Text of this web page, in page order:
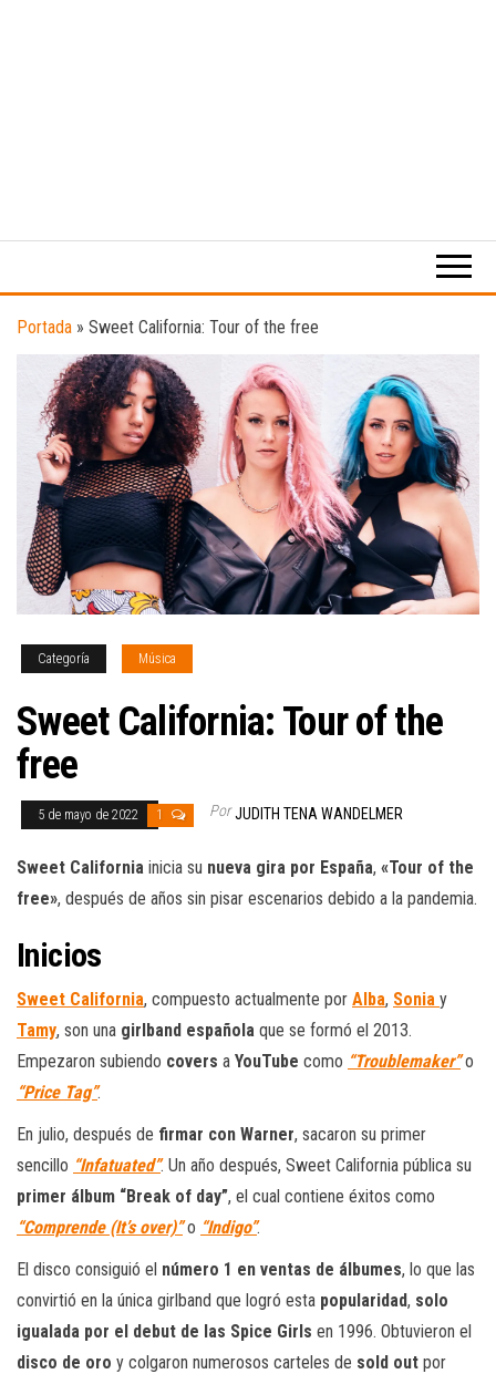
digital
el
la
música.
Portada » Sweet California: Tour of the free
Categoría Música
Sweet California: Tour of the
free
5 de mayo de 2022 1 Por JUDITH TENA WANDELMER
Sweet California inicia su nueva gira por España, «Tour of the
free», después de años sin pisar escenarios debido a la pandemia.
Inicios
Sweet California, compuesto actualmente por Alba, Sonia y
Tamy, son una girlband española que se formó el 2013.
Empezaron subiendo covers a YouTube como “Troublemaker”o
“Price Tag”.
En julio, después de firmar con Warner, sacaron su primer
sencillo “Infatuated”. Un año después, Sweet California pública su
primer álbum “Break of day”, el cual contiene éxitos como
“Comprende (It’s over)”o “Indigo”.
El disco consiguió el número 1 en ventas de álbumes, lo que las
convirtió en la única girlband que logró esta popularidad, solo
igualada por el debut de las Spice Girls en 1996. Obtuvieron el
disco de oro y colgaron numerosos carteles de sold out por